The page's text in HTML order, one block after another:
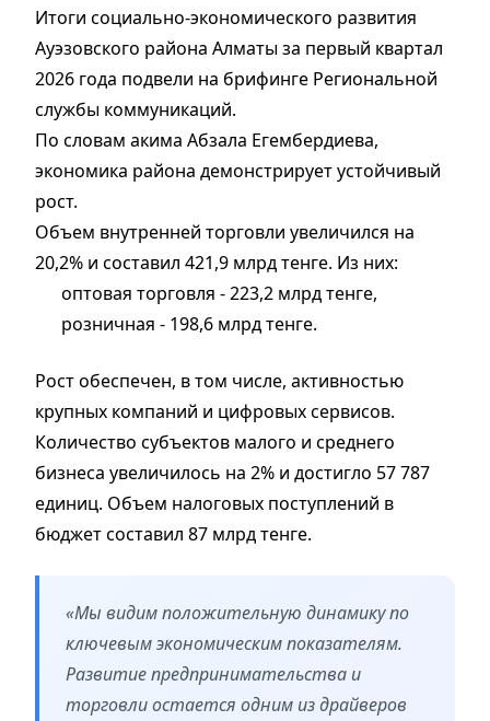
Итоги социально-экономического развития
Ауэзовского района Алматы за первый квартал
2026 года подвели на брифинге Региональной
службы коммуникаций.
По словам акима Абзала Егембердиева,
экономика района демонстрирует устойчивый
рост.
Объем внутренней торговли увеличился на
20,2% и составил 421,9 млрд тенге. Из них:
оптовая торговля - 223,2 млрд тенге,
розничная - 198,6 млрд тенге.
Рост обеспечен, в том числе, активностью
крупных компаний и цифровых сервисов.
Количество субъектов малого и среднего
бизнеса увеличилось на 2% и достигло 57 787
единиц. Объем налоговых поступлений в
бюджет составил 87 млрд тенге.
«Мы видим положительную динамику по
ключевым экономическим показателям.
Развитие предпринимательства и
торговли остается одним из драйверов